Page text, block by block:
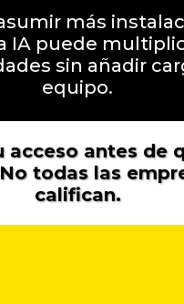
más
IA puede
sin añadir
equipo.
acceso antes de
todas las
califican.